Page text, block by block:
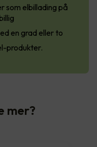
som elbillading på
en grad eller to
produkter.
mer?